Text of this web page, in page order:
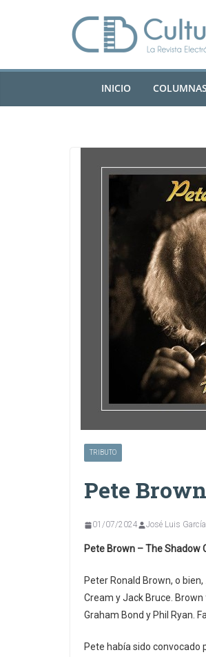
INICIO
TRIBUTO
Pete
01/07/2024 José Luis
Pete Brown – The Shadow
Peter Ronald Brown, o bien,
Cream y Jack Bruce.
Graham Bond y Phil Ryan.
Pete había sido convocado